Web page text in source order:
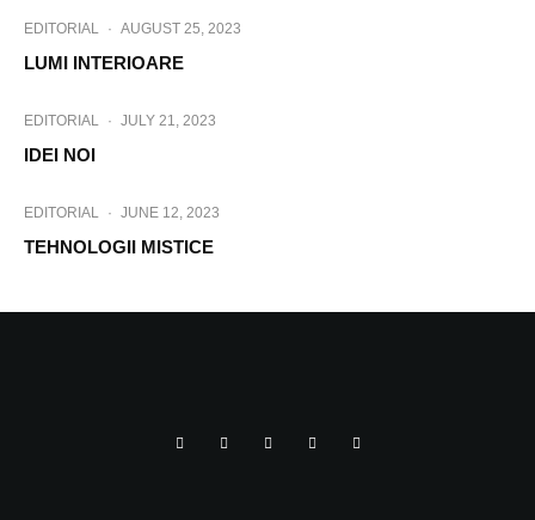
EDITORIAL · AUGUST 25, 2023
LUMI INTERIOARE
EDITORIAL · JULY 21, 2023
IDEI NOI
EDITORIAL · JUNE 12, 2023
TEHNOLOGII MISTICE